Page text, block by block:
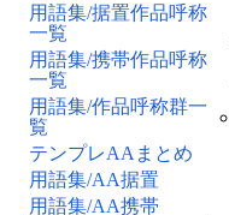
用語集/据置作品呼称
一覧
用語集/携帯作品呼称
一覧
用語集/作品呼称群一
覧
テンプレAAまとめ
用語集/AA据置
用語集/AA携帯